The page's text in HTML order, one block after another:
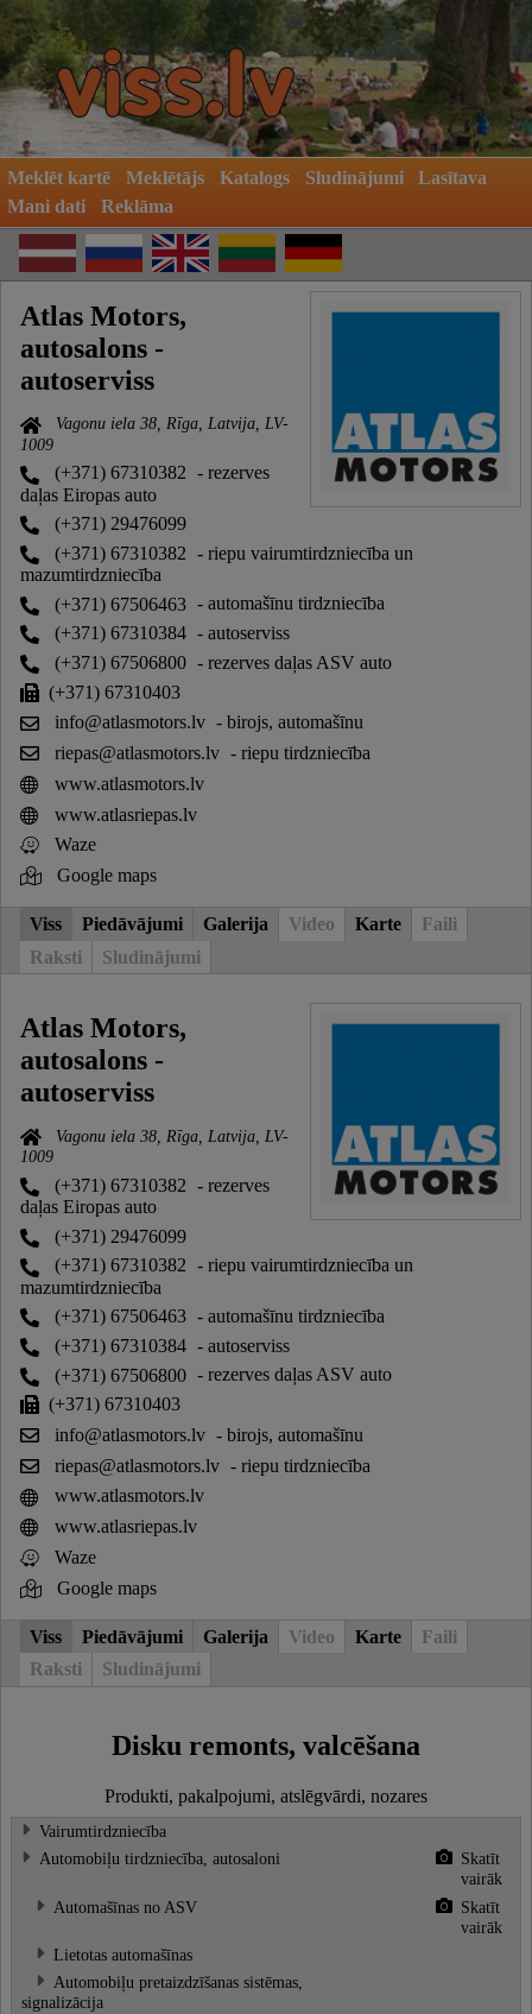
Meklēt kartē Meklētājs Katalogs Sludinājumi
Lasītava
Mani dati
Reklāma
Atlas Motors,
autosalons -
autoserviss
Vagonu iela 38, Rīga, Latvija, LV-
1009
(+371) 67310382 - rezerves
daļas Eiropas auto
(+371) 29476099
(+371) 67310382 - riepu vairumtirdzniecība un
mazumtirdzniecība
(+371) 67506463 - automašīnu tirdzniecība
(+371) 67310384 - autoserviss
(+371) 67506800 - rezerves daļas ASV auto
(+371) 67310403
info@atlasmotors.lv - birojs, automašīnu
riepas@atlasmotors.lv - riepu tirdzniecība
www.atlasmotors.lv
www.atlasriepas.lv
Waze
Google maps
Viss Piedāvājumi Galerija Video Karte
Faili
Raksti
Sludinājumi
Atlas Motors,
autosalons -
autoserviss
Vagonu iela 38, Rīga, Latvija, LV-
1009
(+371) 67310382 - rezerves
daļas Eiropas auto
(+371) 29476099
(+371) 67310382 - riepu vairumtirdzniecība un
mazumtirdzniecība
(+371) 67506463 - automašīnu tirdzniecība
(+371) 67310384 - autoserviss
(+371) 67506800 - rezerves daļas ASV auto
(+371) 67310403
info@atlasmotors.lv - birojs, automašīnu
riepas@atlasmotors.lv - riepu tirdzniecība
www.atlasmotors.lv
www.atlasriepas.lv
Waze
Google maps
Viss Piedāvājumi Galerija Video Karte
Faili
Raksti
Sludinājumi
Disku remonts, valcēšana
Produkti, pakalpojumi, atslēgvārdi, nozares
Vairumtirdzniecība
Automobiļu tirdzniecība, autosaloni
Skatīt
vairāk
Automašīnas no ASV
Skatīt
vairāk
Lietotas automašīnas
Automobiļu pretaizdzīšanas sistēmas,
signalizācija